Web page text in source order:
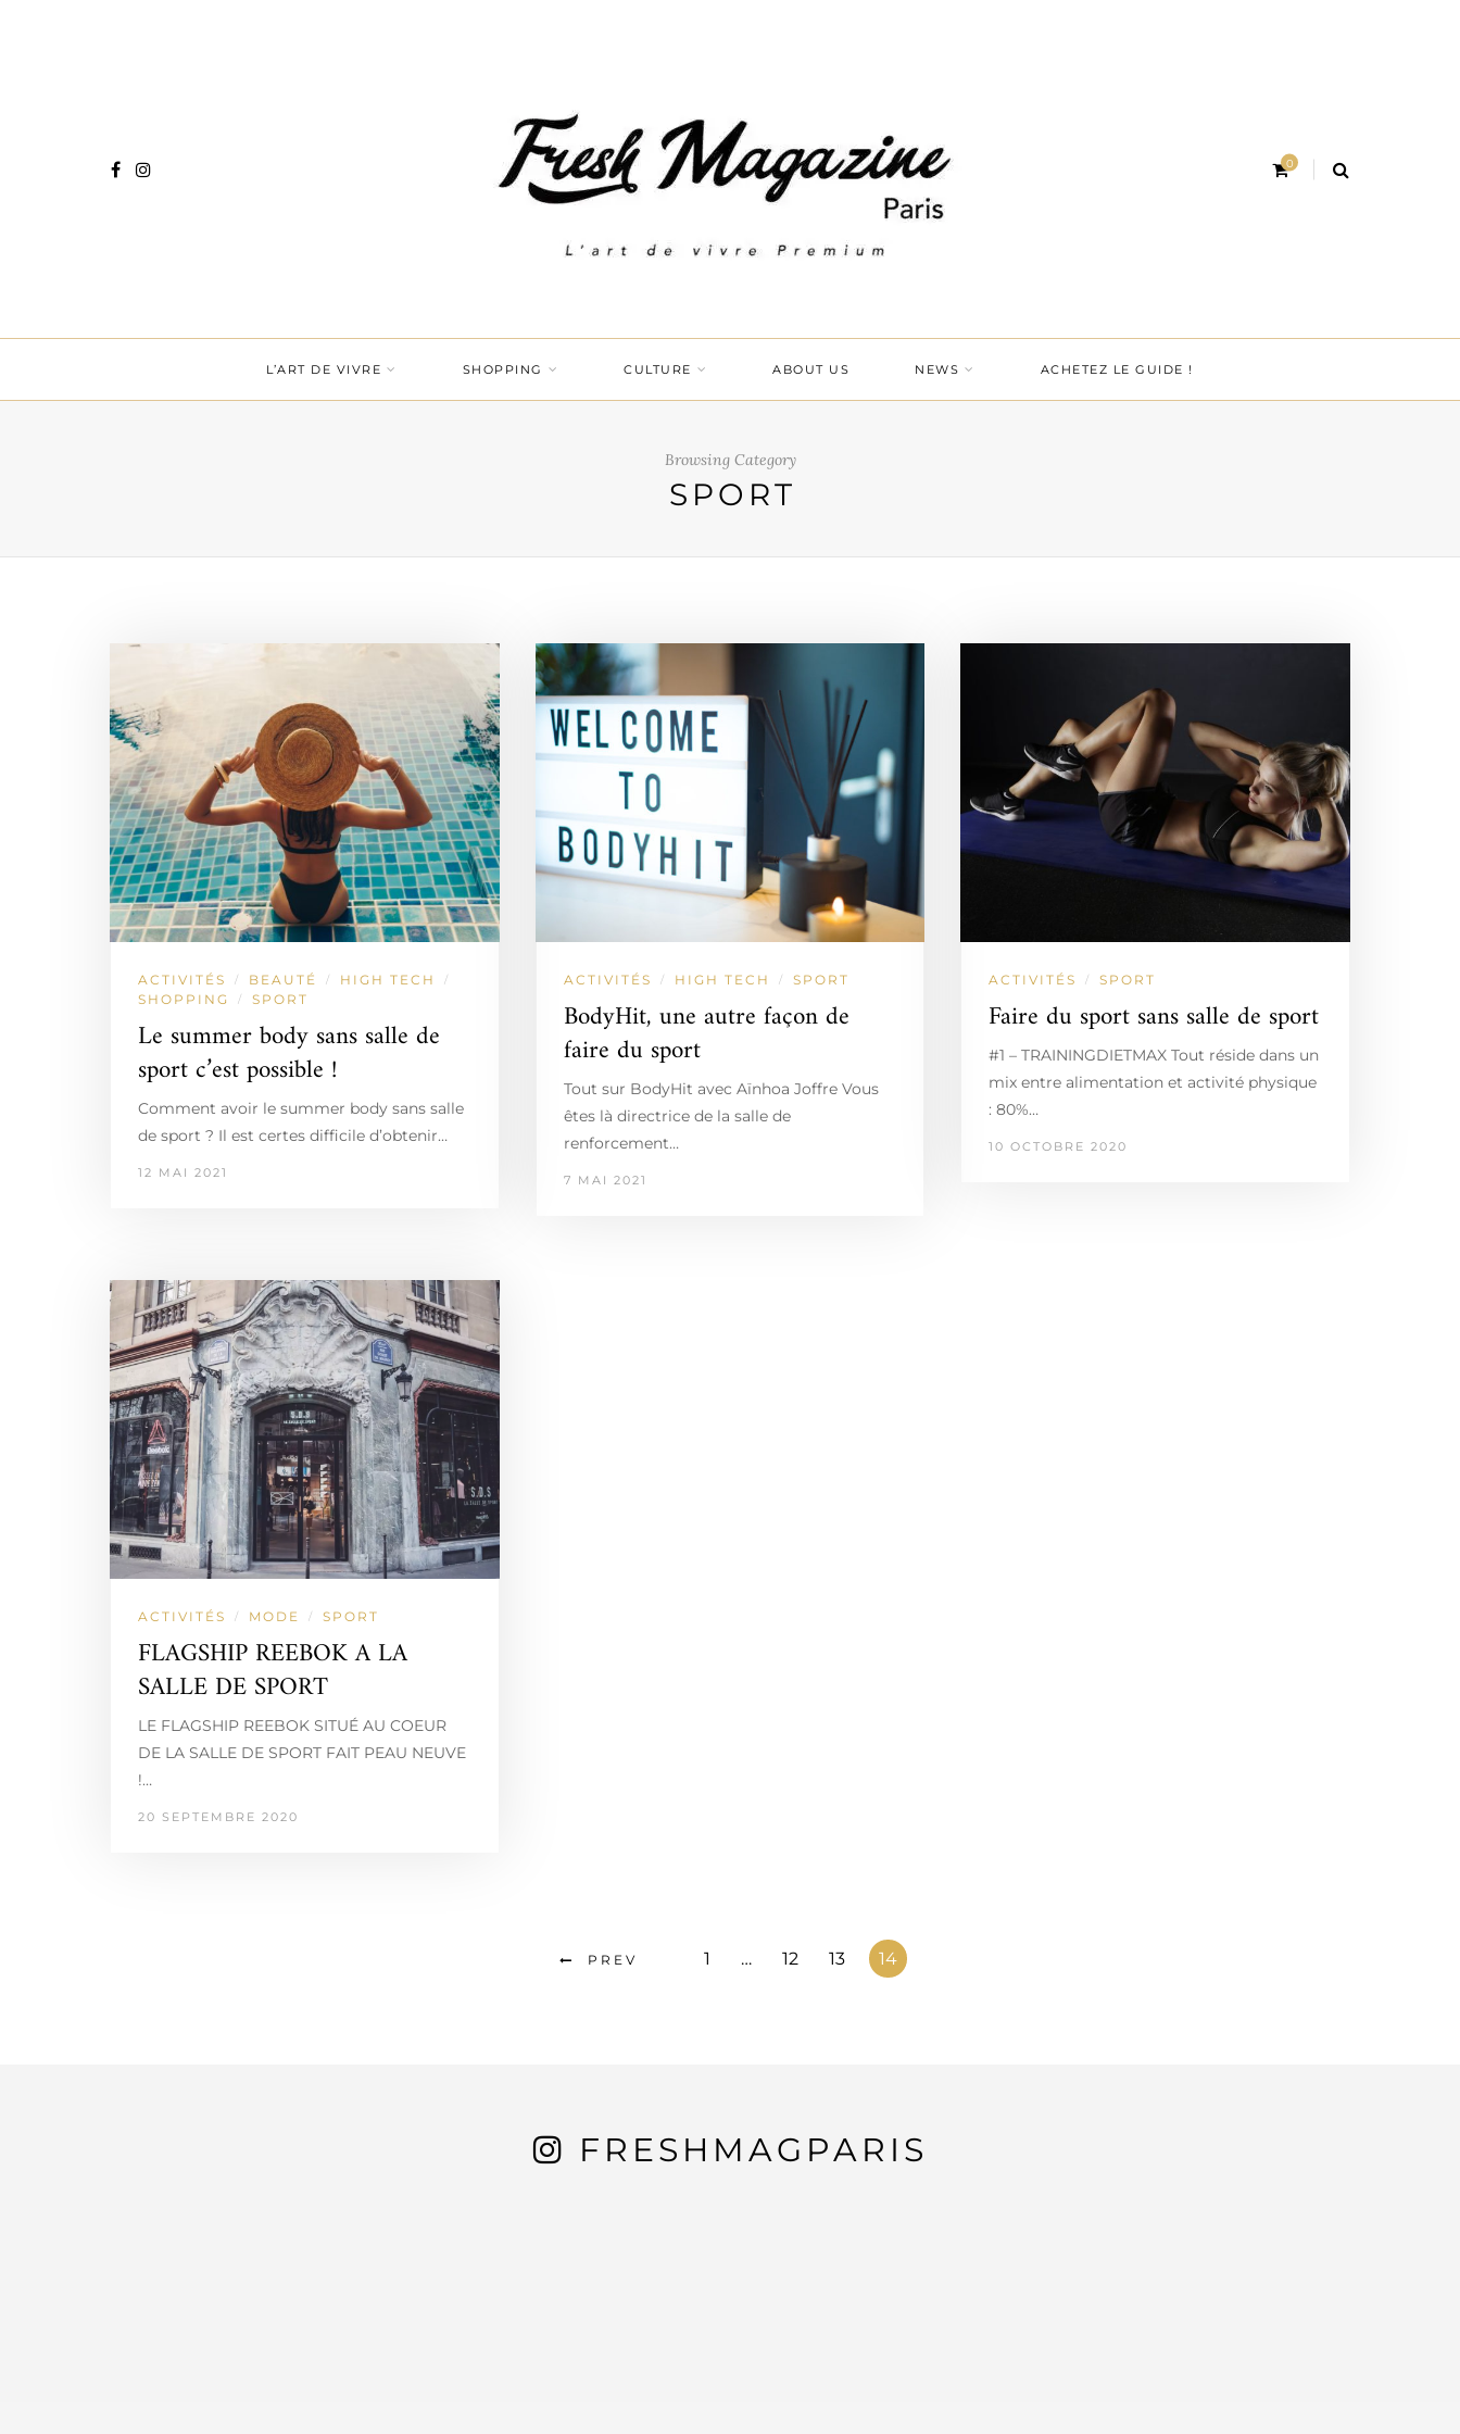
0
L’ART DE VIVRE SHOPPING CULTURE ABOUT US NEWS ACHETEZ LE GUIDE !
Browsing Category
SPORT
ACTIVITÉS / BEAUTÉ / HIGH TECH /
SHOPPING / SPORT
Le summer body sans salle de
sport c’est possible !
Comment avoir le summer body sans salle
de sport ? Il est certes difficile d’obtenir…
12 MAI 2021
ACTIVITÉS / HIGH TECH / SPORT
BodyHit, une autre façon de
faire du sport
Tout sur BodyHit avec Aïnhoa Joffre Vous
êtes là directrice de la salle de
renforcement…
7 MAI 2021
ACTIVITÉS / SPORT
Faire du sport sans salle de sport
#1 – TRAININGDIETMAX Tout réside dans un
mix entre alimentation et activité physique
: 80%…
10 OCTOBRE 2020
ACTIVITÉS / MODE / SPORT
FLAGSHIP REEBOK A LA
SALLE DE SPORT
LE FLAGSHIP REEBOK SITUÉ AU COEUR
DE LA SALLE DE SPORT FAIT PEAU NEUVE
!…
20 SEPTEMBRE 2020
PREV 1 … 12 13 14
FRESHMAGPARIS